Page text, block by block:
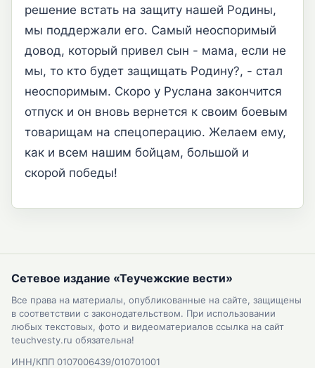
решение встать на защиту нашей Родины,
мы поддержали его. Самый неоспоримый
довод, который привел сын - мама, если не
мы, то кто будет защищать Родину?, - стал
неоспоримым. Скоро у Руслана закончится
отпуск и он вновь вернется к своим боевым
товарищам на спецоперацию. Желаем ему,
как и всем нашим бойцам, большой и
скорой победы!
Сетевое издание «Теучежские вести»
Все права на материалы, опубликованные на сайте, защищены
в соответствии с законодательством. При использовании
любых текстовых, фото и видеоматериалов ссылка на сайт
teuchvesty.ru обязательна!
ИНН/КПП 0107006439/010701001